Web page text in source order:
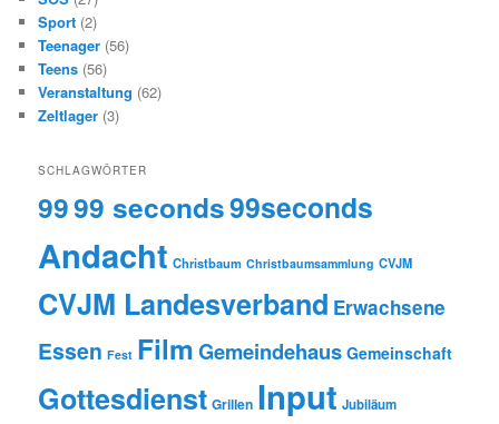
Sport (2)
Teenager (56)
Teens (56)
Veranstaltung (62)
Zeltlager (3)
SCHLAGWÖRTER
9999 seconds99seconds
Andacht Christbaum Christbaumsammlung CVJM
CVJM Landesverband Erwachsene
Essen Fest FilmGemeindehaus Gemeinschaft
Gottesdienst Grillen Input Jubiläum